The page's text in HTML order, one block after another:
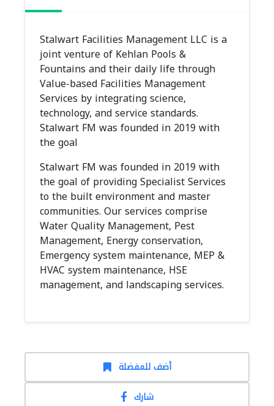
Stalwart Facilities Management LLC is a
joint venture of Kehlan Pools &
Fountains and their daily life through
Value-based Facilities Management
Services by integrating science,
technology, and service standards.
Stalwart FM was founded in 2019 with
the goal
Stalwart FM was founded in 2019 with
the goal of providing Specialist Services
to the built environment and master
communities. Our services comprise
Water Quality Management, Pest
Management, Energy conservation,
Emergency system maintenance, MEP &
HVAC system maintenance, HSE
management, and landscaping services.
أضف للمفضلة
شارك